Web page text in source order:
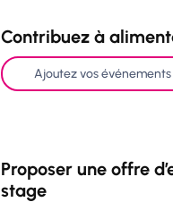
Contribuez à
Ajoutez vos
Proposer une offre
stage